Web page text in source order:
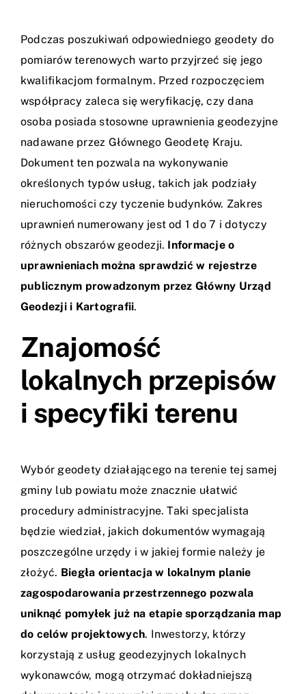
Podczas poszukiwań odpowiedniego geodety do
pomiarów terenowych warto przyjrzeć się jego
kwalifikacjom formalnym. Przed rozpoczęciem
współpracy zaleca się weryfikację, czy dana
osoba posiada stosowne uprawnienia geodezyjne
nadawane przez Głównego Geodetę Kraju.
Dokument ten pozwala na wykonywanie
określonych typów usług, takich jak podziały
nieruchomości czy tyczenie budynków. Zakres
uprawnień numerowany jest od 1 do 7 i dotyczy
różnych obszarów geodezji. Informacje o
uprawnieniach można sprawdzić w rejestrze
publicznym prowadzonym przez Główny Urząd
Geodezji i Kartografii.
Znajomość
lokalnych przepisów
i specyfiki terenu
Wybór geodety działającego na terenie tej samej
gminy lub powiatu może znacznie ułatwić
procedury administracyjne. Taki specjalista
będzie wiedział, jakich dokumentów wymagają
poszczególne urzędy i w jakiej formie należy je
złożyć. Biegła orientacja w lokalnym planie
zagospodarowania przestrzennego pozwala
uniknąć pomyłek już na etapie sporządzania map
do celów projektowych. Inwestorzy, którzy
korzystają z usług geodezyjnych lokalnych
wykonawców, mogą otrzymać dokładniejszą